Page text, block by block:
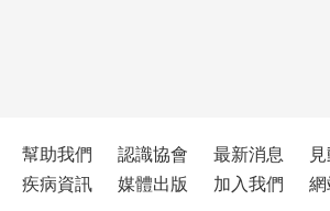
幫助我們 認識協會 最新消息
疾病資訊
媒體出版 加入我們 網